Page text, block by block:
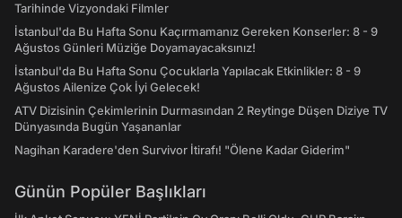
Tarihinde Vizyondaki Filmler
İstanbul'da Bu Hafta Sonu Kaçırmamanız Gereken Konserler: 8 - 9
Ağustos Günleri Müziğe Doyamayacaksınız!
İstanbul'da Bu Hafta Sonu Çocuklarla Yapılacak Etkinlikler: 8 - 9
Ağustos Ailenize Çok İyi Gelecek!
ATV Dizisinin Çekimlerinin Durmasından 2 Reytinge Düşen Diziye TV
Dünyasında Bugün Yaşananlar
Nagihan Karadere'den Survivor İtirafı! "Ölene Kadar Giderim"
Günün Popüler Başlıkları